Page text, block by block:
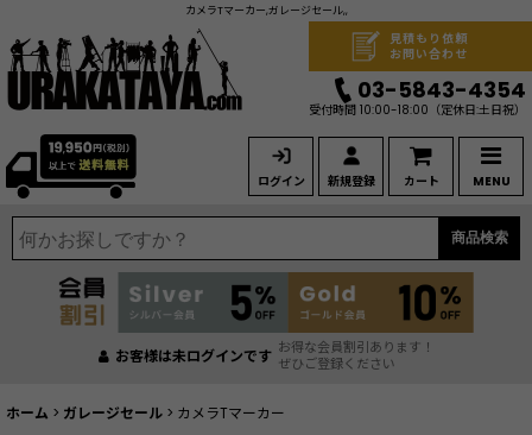
カメラTマーカー,ガレージセール,,
ログイン 新規登録 カート MENU
見積もり依頼
お問い合わせ
03-5843-4354
受付時間 10:00-18:00 （定休日:土日祝）
商品検索
お客様は未ログインです お得な会員割引あります！
ぜひご登録ください
ホーム > ガレージセール > カメラTマーカー